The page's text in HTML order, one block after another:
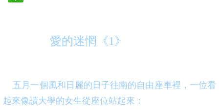
愛的迷惘《1》
五月一個風和日麗的日子往南的自由座車裡，一位看
起來像讀大學的女生從座位站起來：